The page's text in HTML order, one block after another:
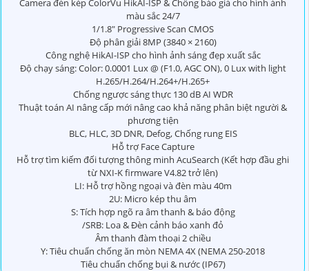
Camera đèn kép ColorVu HikAI-ISP & Chống báo giả cho hình ảnh
màu sắc 24/7
1/1.8″ Progressive Scan CMOS
Độ phân giải 8MP (3840 × 2160)
Công nghệ HikAI-ISP cho hình ảnh sáng đẹp xuất sắc
Độ chạy sáng: Color: 0.0001 Lux @ (F1.0, AGC ON), 0 Lux with light
H.265/H.264/H.264+/H.265+
Chống ngược sáng thực 130 dB AI WDR
Thuật toán AI nâng cấp mới nâng cao khả năng phân biệt người &
phương tiện
BLC, HLC, 3D DNR, Defog, Chống rung EIS
Hỗ trợ Face Capture
Hỗ trợ tìm kiếm đối tượng thông minh AcuSearch (Kết hợp đầu ghi
từ NXI-K firmware V4.82 trở lên)
LI: Hỗ trợ hồng ngoại và đèn màu 40m
2U: Micro kép thu âm
S: Tích hợp ngõ ra âm thanh & báo động
/SRB: Loa & Đèn cảnh báo xanh đỏ
Âm thanh đàm thoại 2 chiều
Y: Tiêu chuẩn chống ăn mòn NEMA 4X (NEMA 250-2018
Tiêu chuẩn chống bụi & nước (IP67)